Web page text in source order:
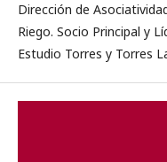
Dirección de
Riego. Socio Principal y
Estudio Torres y Torres